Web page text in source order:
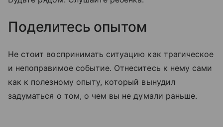
Поделитесь опытом
Не стоит воспринимать ситуацию как трагическое
и непоправимое событие. Отнеситесь к нему сами
как к полезному опыту, который вынудил
задуматься о том, о чем вы не думали раньше.